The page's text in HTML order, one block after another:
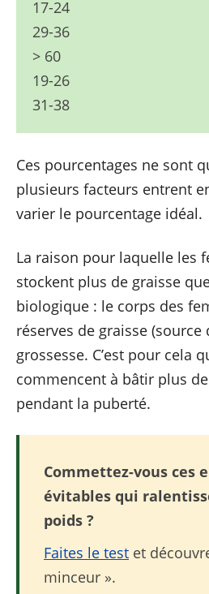
17-24
29-36
> 60
19-26
31-38
Ces pourcentages ne sont
plusieurs facteurs entrent
varier le pourcentage idéal.
La raison pour laquelle les
stockent plus de graisse
biologique : le corps des
réserves de graisse (source
grossesse. C’est pour cela
commencent à bâtir plus
pendant la puberté.
Commettez-vous ces
évitables qui
poids ?
Faites le test et
minceur ».